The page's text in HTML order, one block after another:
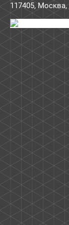
117405, Москва,